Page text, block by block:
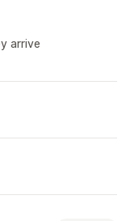
arrive